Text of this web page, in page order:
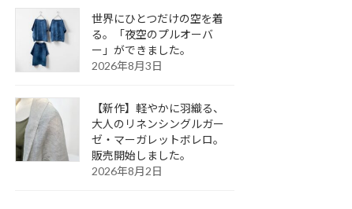
世界にひとつだけの空を着
る。「夜空のプルオーバ
ー」ができました。
2026年8月3日
【新作】軽やかに羽織る、
大人のリネンシングルガー
ゼ・マーガレットボレロ。
販売開始しました。
2026年8月2日